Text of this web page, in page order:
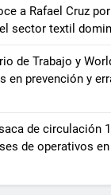
a Rafael Cruz
sector textil
de Trabajo y
en prevención y
de circulación
de operativos